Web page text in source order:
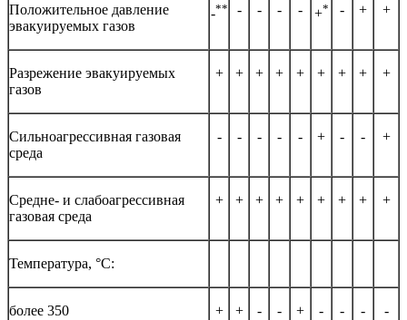
Положительное давление
эвакуируемых газов
-** - - - - +* - + +
Разрежение эвакуируемых
газов
+ + + + + + + + +
Сильноагрессивная газовая
среда
- - - - - + - - +
Средне- и слабоагрессивная
газовая среда
+ + + + + + + + +
Температура, °С:
более 350 + + - - + - - - -